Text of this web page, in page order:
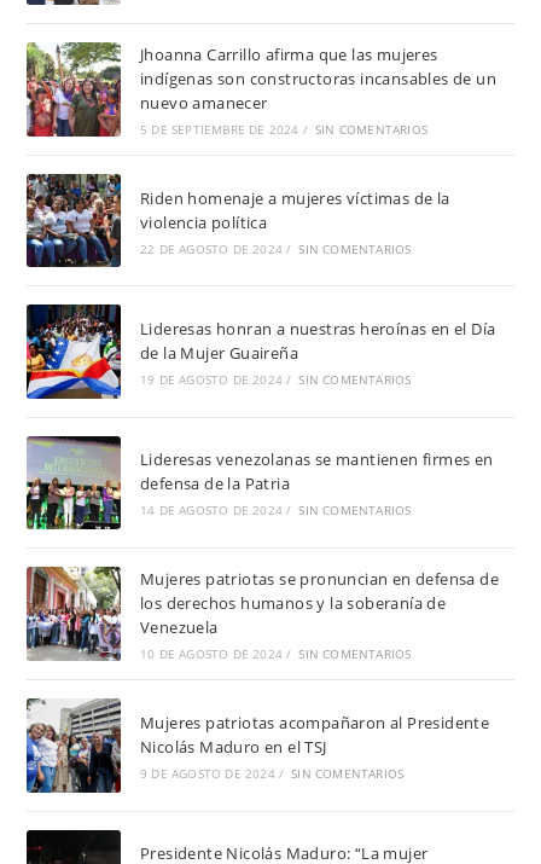
Jhoanna Carrillo afirma que las mujeres
indígenas son constructoras incansables de un
nuevo amanecer
5 DE SEPTIEMBRE DE 2024 / SIN COMENTARIOS
Riden homenaje a mujeres víctimas de la
violencia política
22 DE AGOSTO DE 2024 / SIN COMENTARIOS
Lideresas honran a nuestras heroínas en el Día
de la Mujer Guaireña
19 DE AGOSTO DE 2024 / SIN COMENTARIOS
Lideresas venezolanas se mantienen firmes en
defensa de la Patria
14 DE AGOSTO DE 2024 / SIN COMENTARIOS
Mujeres patriotas se pronuncian en defensa de
los derechos humanos y la soberanía de
Venezuela
10 DE AGOSTO DE 2024 / SIN COMENTARIOS
Mujeres patriotas acompañaron al Presidente
Nicolás Maduro en el TSJ
9 DE AGOSTO DE 2024 / SIN COMENTARIOS
Presidente Nicolás Maduro: “La mujer